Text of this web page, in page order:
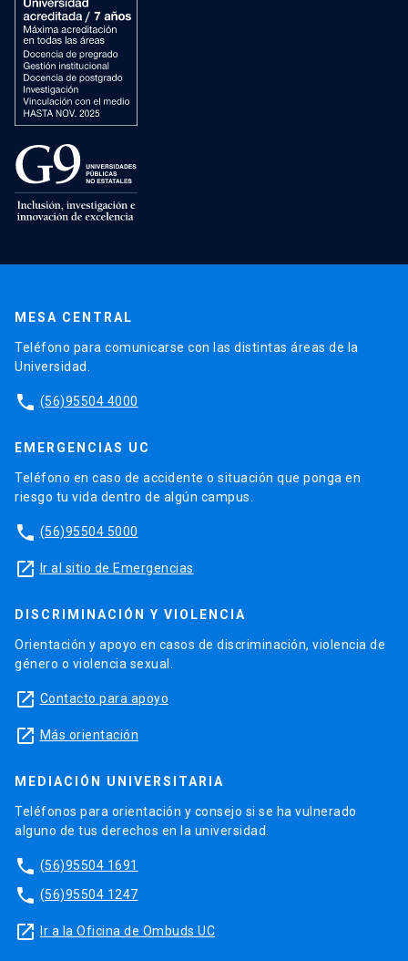
MESA CENTRAL
Teléfono para comunicarse con las distintas áreas de la
Universidad.
phone (56)95504 4000
EMERGENCIAS UC
Teléfono en caso de accidente o situación que ponga en
riesgo tu vida dentro de algún campus.
phone (56)95504 5000
launch Ir al sitio de Emergencias
DISCRIMINACIÓN Y VIOLENCIA
Orientación y apoyo en casos de discriminación, violencia de
género o violencia sexual.
launch Contacto para apoyo
launch Más orientación
MEDIACIÓN UNIVERSITARIA
Teléfonos para orientación y consejo si se ha vulnerado
alguno de tus derechos en la universidad.
phone (56)95504 1691
phone (56)95504 1247
launch Ir a la Oficina de Ombuds UC